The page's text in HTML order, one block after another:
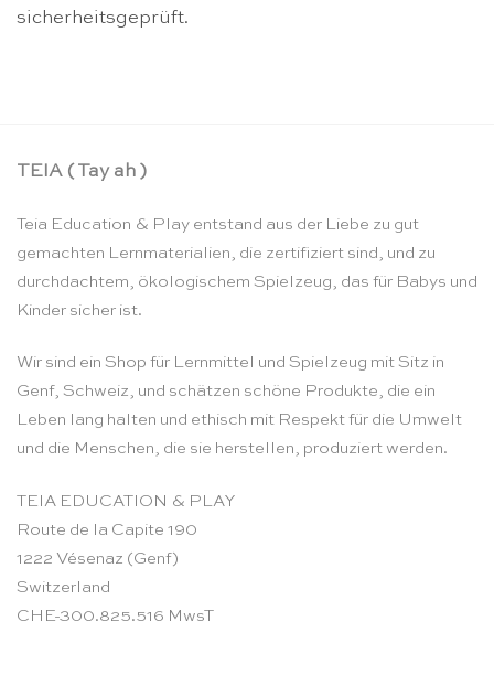
sicherheitsgeprüft.
TEIA ( Tay ah )
Teia Education & Play entstand aus der Liebe zu gut
gemachten Lernmaterialien, die zertifiziert sind, und zu
durchdachtem, ökologischem Spielzeug, das für Babys und
Kinder sicher ist.
Wir sind ein Shop für Lernmittel und Spielzeug mit Sitz in
Genf, Schweiz, und schätzen schöne Produkte, die ein
Leben lang halten und ethisch mit Respekt für die Umwelt
und die Menschen, die sie herstellen, produziert werden.
TEIA EDUCATION & PLAY
Route de la Capite 190
1222 Vésenaz (Genf)
Switzerland
CHE-300.825.516 MwsT